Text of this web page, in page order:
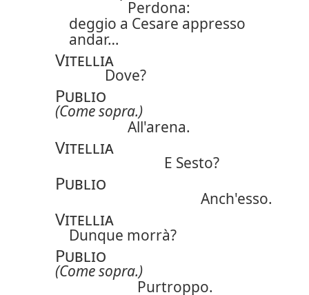
Perdona:
deggio a Cesare appresso
andar…
Vitellia
Dove?
Publio
(Come sopra.)
All'arena.
Vitellia
E Sesto?
Publio
Anch'esso.
Vitellia
Dunque morrà?
Publio
(Come sopra.)
Purtroppo.